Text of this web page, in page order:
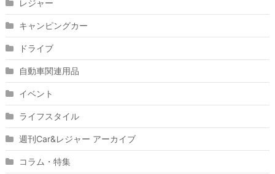
レジャー
キャンピングカー
ドライブ
自動車関連用品
イベント
ライフスタイル
週刊Car&レジャー アーカイブ
コラム・特集